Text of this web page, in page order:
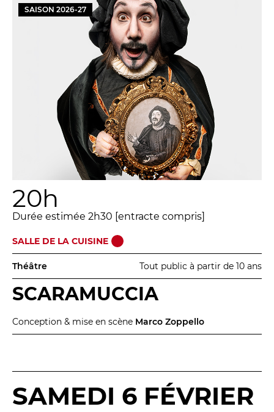
ADMINISTRATION 04 93 13 90 90
#tnn06
SAISON 2026-27
20h
Durée estimée 2h30 [entracte compris]
SALLE DE LA CUISINE
Théâtre Tout public à partir de 10 ans
SCARAMUCCIA
Conception & mise en scène Marco Zoppello
SAMEDI 6 FÉVRIER